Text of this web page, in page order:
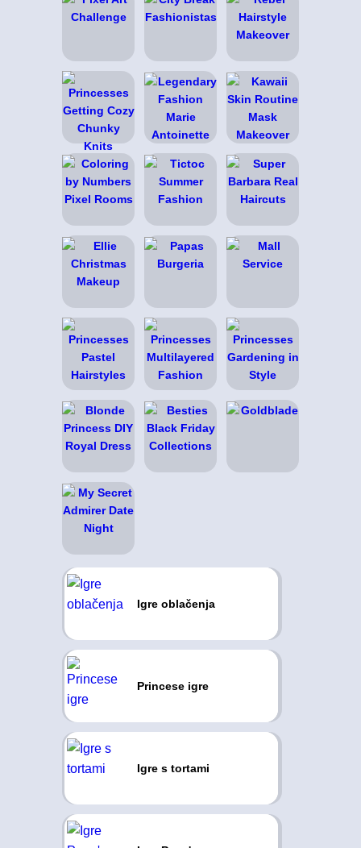
Igre oblačenja
Princese igre
Igre s tortami